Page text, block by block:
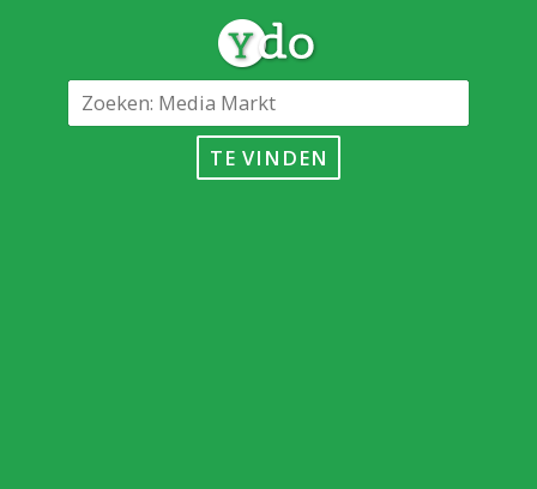
TE VINDEN